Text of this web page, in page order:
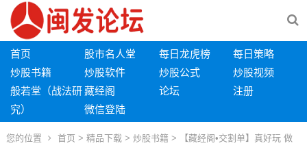
首页 股市名人堂 每日龙虎榜
每日策略
炒股书籍
炒股软件 炒股公式
炒股视频
般若堂（战法研
究）
藏经阁 论坛
注册
微信登陆
您的位置 首页 > 精品下载> 炒股书籍 > 【藏经阁•交割单】真好玩 做